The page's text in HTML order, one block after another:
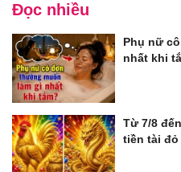
Đọc nhiều
Phụ nữ
nhất khi
Từ 7/8
tiền tài